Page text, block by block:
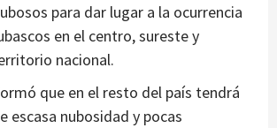
para dar lugar a la ocurrencia
en el centro, sureste y
nacional.
que en el resto del país tendrá
escasa nubosidad y pocas